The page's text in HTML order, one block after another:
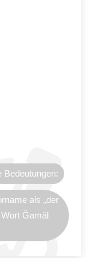
Bedeutungen:
als „der
Ǧamāl